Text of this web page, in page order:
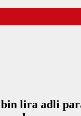
lira adli